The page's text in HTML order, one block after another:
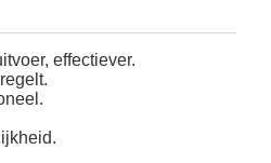
effectiever.